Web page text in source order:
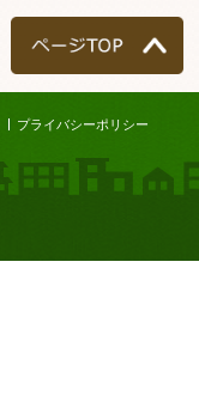
プライバシーポリシー